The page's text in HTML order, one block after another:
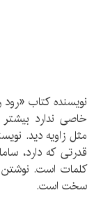
نویسنده کتاب «رود
خاصی ندارد
مثل زاویه دید.
قدرتی که دارد،
کلمات است.
سخت است.